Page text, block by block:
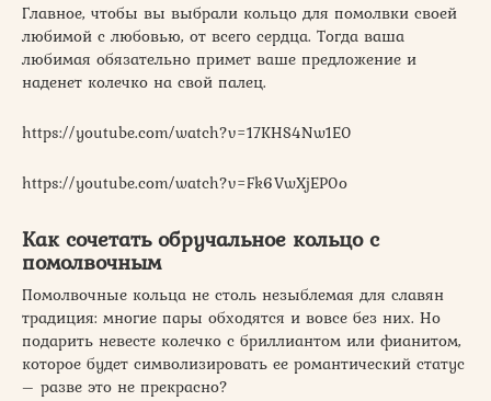
Главное, чтобы вы выбрали кольцо для помолвки своей
любимой с любовью, от всего сердца. Тогда ваша
любимая обязательно примет ваше предложение и
наденет колечко на свой палец.
https://youtube.com/watch?v=17KHS4Nw1E0
https://youtube.com/watch?v=Fk6VwXjEP0o
Как сочетать обручальное кольцо с
помолвочным
Помолвочные кольца не столь незыблемая для славян
традиция: многие пары обходятся и вовсе без них. Но
подарить невесте колечко с бриллиантом или фианитом,
которое будет символизировать ее романтический статус
– разве это не прекрасно?